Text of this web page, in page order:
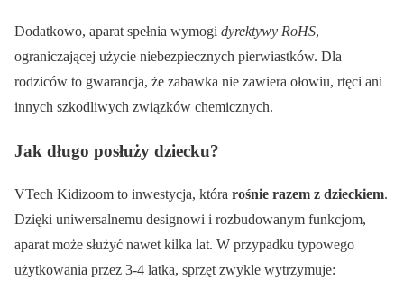
Dodatkowo, aparat spełnia wymogi dyrektywy RoHS,
ograniczającej użycie niebezpiecznych pierwiastków. Dla
rodziców to gwarancja, że zabawka nie zawiera ołowiu, rtęci ani
innych szkodliwych związków chemicznych.
Jak długo posłuży dziecku?
VTech Kidizoom to inwestycja, która rośnie razem z dzieckiem.
Dzięki uniwersalnemu designowi i rozbudowanym funkcjom,
aparat może służyć nawet kilka lat. W przypadku typowego
użytkowania przez 3-4 latka, sprzęt zwykle wytrzymuje: